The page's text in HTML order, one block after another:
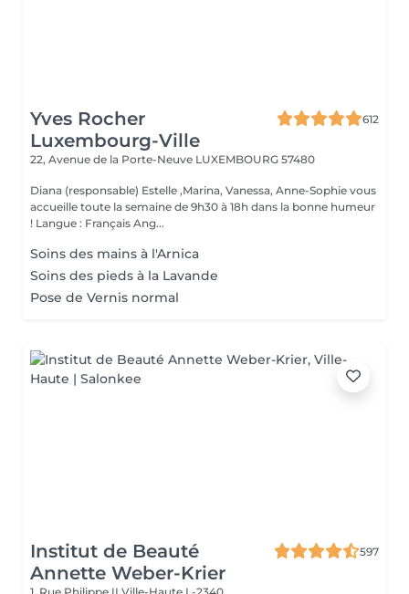
Yves Rocher
Luxembourg-Ville
612
22, Avenue de la Porte-Neuve LUXEMBOURG 57480
Diana (responsable) Estelle ,Marina, Vanessa, Anne-Sophie vous
accueille toute la semaine de 9h30 à 18h dans la bonne humeur
! Langue : Français Ang...
Soins des mains à l'Arnica
Soins des pieds à la Lavande
Pose de Vernis normal
Institut de Beauté
Annette Weber-Krier
597